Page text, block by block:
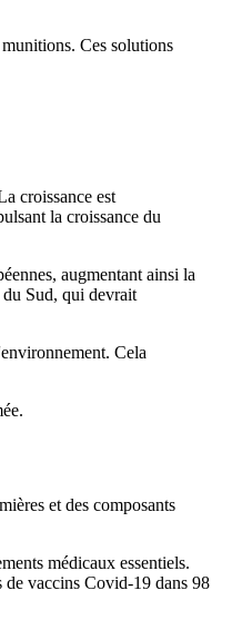
Ces solutions
croissance est
la croissance du
augmentant ainsi la
du Sud, qui devrait
Cela
et des composants
médicaux essentiels.
de vaccins Covid-19 dans 98